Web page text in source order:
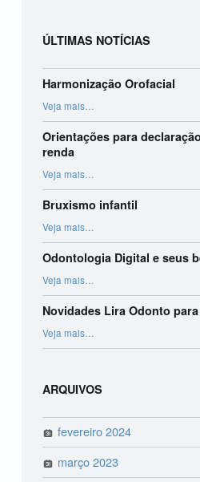
ÚLTIMAS NOTÍCIAS
Harmonização Orofacial
Veja mais…
Orientações para
renda
Veja mais“Orientações para declaração do imposto de renda”
…
Bruxismo infantil
Veja mais…
Odontologia Digital e seus
Veja mais…
Novidades Lira Odonto para
Veja mais…
ARQUIVOS
fevereiro 2024
março 2023